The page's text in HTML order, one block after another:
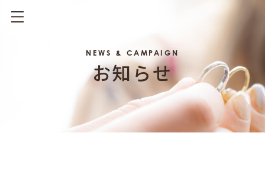
NEWS & CAMPAIGN
お知らせ